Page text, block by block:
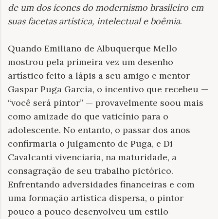
de um dos ícones do modernismo brasileiro em
suas facetas artística, intelectual e boêmia.
Quando Emiliano de Albuquerque Mello
mostrou pela primeira vez um desenho
artístico feito a lápis a seu amigo e mentor
Gaspar Puga Garcia, o incentivo que recebeu —
“você será pintor” — provavelmente soou mais
como amizade do que vaticínio para o
adolescente. No entanto, o passar dos anos
confirmaria o julgamento de Puga, e Di
Cavalcanti vivenciaria, na maturidade, a
consagração de seu trabalho pictórico.
Enfrentando adversidades financeiras e com
uma formação artística dispersa, o pintor
pouco a pouco desenvolveu um estilo